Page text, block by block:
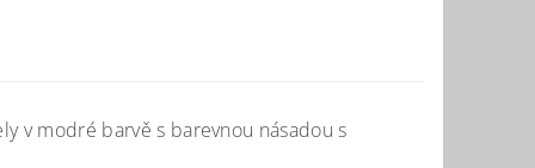
v modré barvě s barevnou násadou s